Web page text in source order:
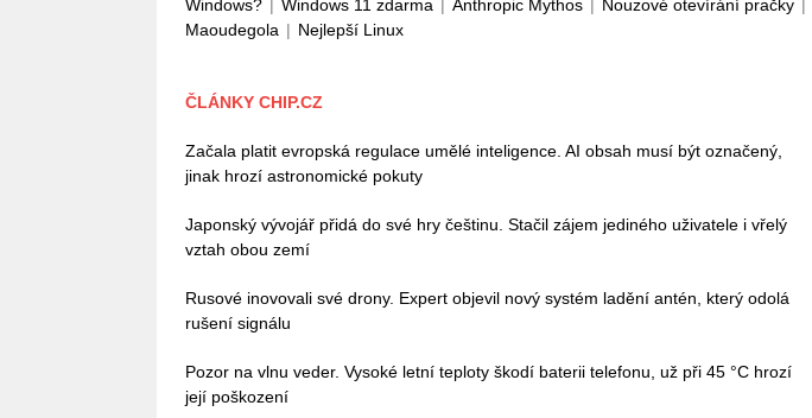
Windows? | Windows 11 zdarma | Anthropic Mythos | Nouzové otevírání pračky |
Maoudegola | Nejlepší Linux
ČLÁNKY CHIP.CZ
Začala platit evropská regulace umělé inteligence. AI obsah musí být označený,
jinak hrozí astronomické pokuty
Japonský vývojář přidá do své hry češtinu. Stačil zájem jediného uživatele i vřelý
vztah obou zemí
Rusové inovovali své drony. Expert objevil nový systém ladění antén, který odolá
rušení signálu
Pozor na vlnu veder. Vysoké letní teploty škodí baterii telefonu, už při 45 °C hrozí
její poškození